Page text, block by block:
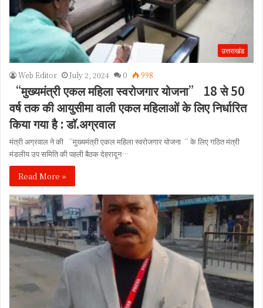
उत्तराखंड
Web Editor July 2, 2024 0 998
“मुख्यमंत्री एकल महिला स्वरोजगार योजना” 18 से 50
वर्ष तक की आयुसीमा वाली एकल महिलाओं के लिए निर्धारित
किया गया है : डाॅ.अग्रवाल
मंत्री अग्रवाल ने की “मुख्यमंत्री एकल महिला स्वरोजगार योजना“ के लिए गठित मंत्री
मंडलीय उप समिति की पहली बैठक देहरादून…
Read More »